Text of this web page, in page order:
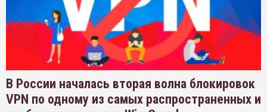
В России началась вторая волна блокировок
VPN по одному из самых распространенных и